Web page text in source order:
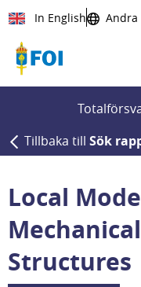
Till innehållet
In English Andra
Tillbaka till Sök
Local
Structures